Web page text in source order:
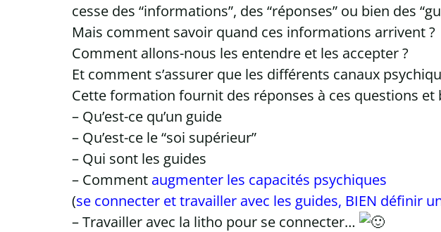
cesse des “informations”, des “réponses” ou bien des
Mais comment savoir quand ces informations arrivent ?
Comment allons-nous les entendre et les accepter ?
Et comment s’assurer que les différents canaux
Cette formation fournit des réponses à ces questions et
– Qu’est-ce qu’un guide
– Qu’est-ce le “soi supérieur”
– Qui sont les guides
– Comment augmenter les capacités psychiques
(se connecter et travailler avec les guides, BIEN définir
– Travailler avec la litho pour se connecter…